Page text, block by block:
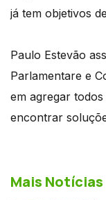
já tem objetivos
Paulo Estevão
Parlamentare e
em agregar
encontrar
Mais Notícias